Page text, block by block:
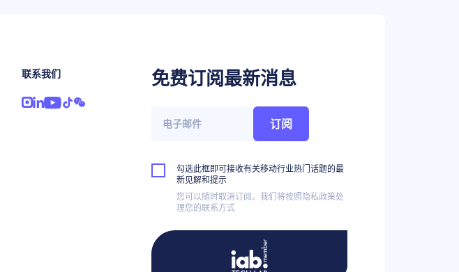
免费订阅最新消息
订阅
勾选此框即可接收有关移动行业热门话题的最
新见解和提示
您可以随时取消订阅。我们将按照隐私政策处
理您的联系方式
联系我们